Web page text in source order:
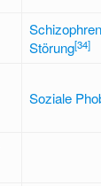
Störung[34]
Soziale